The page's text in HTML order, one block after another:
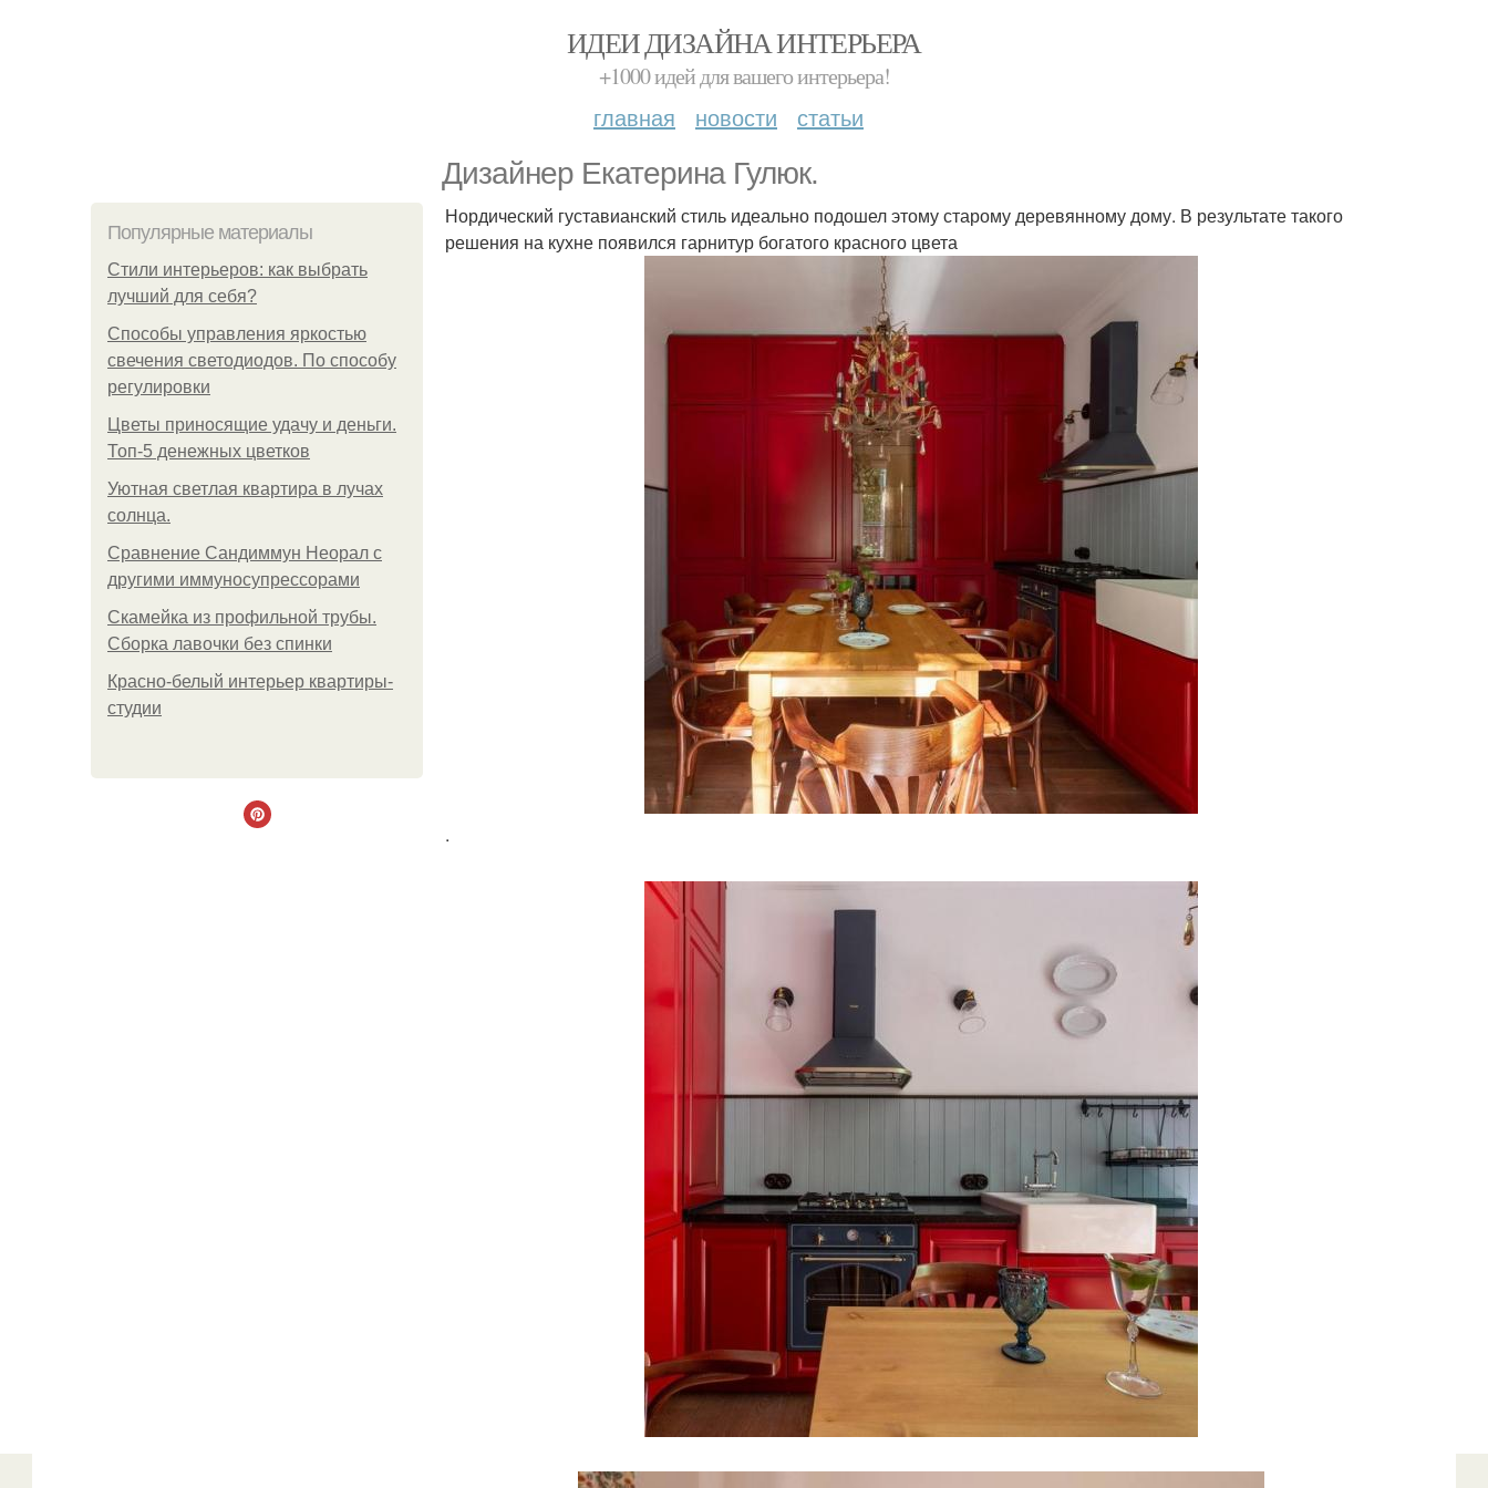
ИДЕИ ДИЗАЙНА ИНТЕРЬЕРА
+1000 идей для вашего интерьера!
главная новости статьи
Дизайнер Екатерина Гулюк.
Популярные материалы
Стили интерьеров: как выбрать
лучший для себя?
Способы управления яркостью
свечения светодиодов. По способу
регулировки
Цветы приносящие удачу и деньги.
Топ-5 денежных цветков
Уютная светлая квартира в лучах
солнца.
Сравнение Сандиммун Неорал с
другими иммуносупрессорами
Скамейка из профильной трубы.
Сборка лавочки без спинки
Красно-белый интерьер квартиры-
студии
Нордический густавианский стиль идеально подошел этому старому деревянному дому. В результате такого
решения на кухне появился гарнитур богатого красного цвета
.